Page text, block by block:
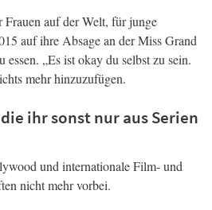
Frauen auf der Welt, für junge
auf ihre Absage an der Miss Grand
„Es ist okay du selbst zu sein.
mehr hinzuzufügen.
ihr sonst nur aus Serien
und internationale Film- und
nicht mehr vorbei.